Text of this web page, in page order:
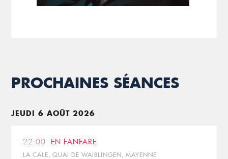
PROCHAINES SÉANCES
JEUDI 6 AOÛT 2026
22:00 EN FANFARE
LA CALE, QUAI DE WAIBLINGEN, MAYENNE